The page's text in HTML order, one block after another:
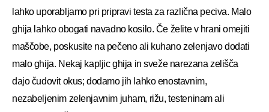
lahko uporabljamo pri pripravi testa za različna peciva. Malo
ghija lahko obogati navadno kosilo. Če želite v hrani omejiti
maščobe, poskusite na pečeno ali kuhano zelenjavo dodati
malo ghija. Nekaj kapljic ghija in sveže narezana zelišča
dajo čudovit okus; dodamo jih lahko enostavnim,
nezabeljenim zelenjavnim juham, rižu, testeninam ali